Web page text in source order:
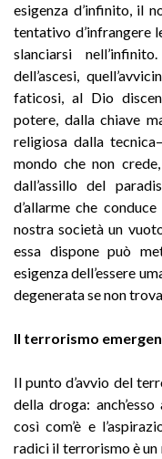
esigenza d’infinito, il
tentativo d’infrangere
slanciarsi
dell’ascesi,
faticosi, al Dio
potere, dalla chiave
religiosa dalla
mondo che non
dall’assillo del
d’allarme che
nostra società un
essa dispone può
esigenza dell’essere
degenerata se non
Il terrorismo
Il punto d’avvio del
della droga:
così com’è e
radici il terrorismo è